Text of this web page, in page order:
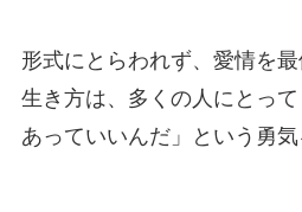
形式にとらわれず、愛情を
生き方は、多くの人にとっ
あっていいんだ」という勇気